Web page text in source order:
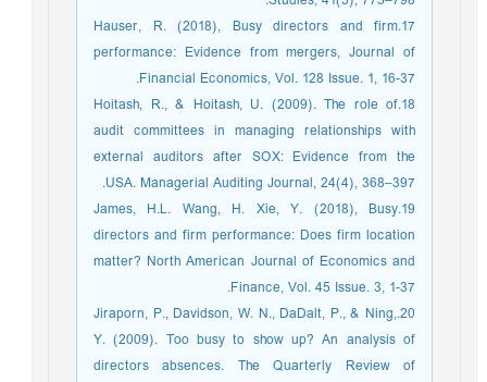
17.Hauser, R. (2018), Busy directors and firm
performance: Evidence from mergers, Journal of
Financial Economics, Vol. 128 Issue. 1, 16-37.
18.Hoitash, R., & Hoitash, U. (2009). The role of
audit committees in managing relationships with
external auditors after SOX: Evidence from the
USA. Managerial Auditing Journal, 24(4), 368–397.
19.James, H.L. Wang, H. Xie, Y. (2018), Busy
directors and firm performance: Does firm location
matter? North American Journal of Economics and
Finance, Vol. 45 Issue. 3, 1-37.
20.Jiraporn, P., Davidson, W. N., DaDalt, P., & Ning,
Y. (2009). Too busy to show up? An analysis of
directors absences. The Quarterly Review of